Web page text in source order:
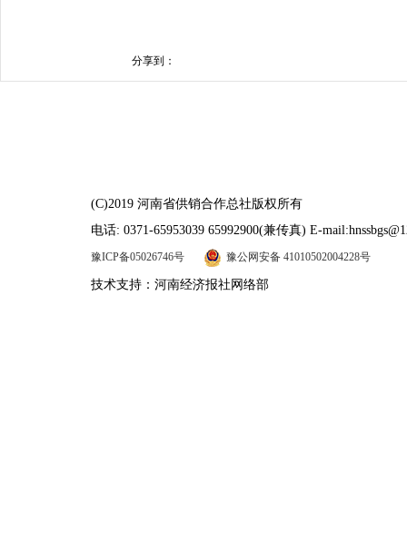
分享到：
(C)2019 河南省供销合作总社版权所有
电话: 0371-65953039 65992900(兼传真) E-
豫ICP备05026746号 豫公网安备 41010502004228号
技术支持：河南经济报社网络部